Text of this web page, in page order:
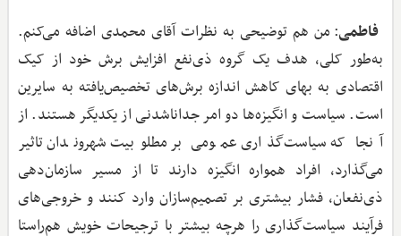
فاطمی: من هم توضیحی به نظرات آقای محمدی اضافه می‌کنم.
به‌طور کلی، هدف یک گروه ذی‌نفع افزایش برش خود از کیک
اقتصادی به بهای کاهش اندازه برش‌های تخصیص‌یافته به سایرین
است. سیاست و انگیزه‌ها دو امر جداناشدنی از یکدیگر هستند. از
آنجا که سیاست‌گذاری عمومی بر مطلوبیت شهروندان تاثیر
می‌گذارد، افراد همواره انگیزه دارند تا از مسیر سازمان‌دهی
ذی‌نفعان، فشار بیشتری بر تصمیم‌سازان وارد کنند و خروجی‌های
فرآیند سیاست‌گذاری را هرچه بیشتر با ترجیحات خویش هم‌راستا